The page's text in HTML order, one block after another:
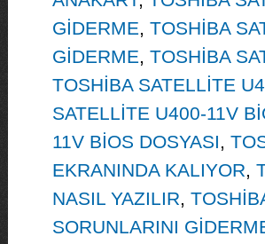
GİDERME, TOSHİBA
GİDERME, TOSHİBA
TOSHİBA SATELLİTE
SATELLİTE U400-11V
11V BİOS DOSYASI,
EKRANINDA KALIYOR,
NASIL YAZILIR,
SORUNLARINI